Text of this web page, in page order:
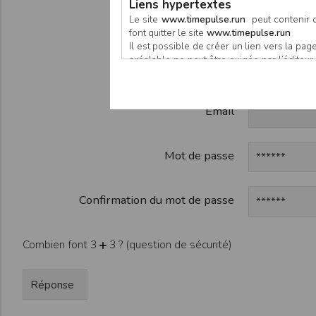
Email
Mot de passe
Confirmation du mot de passe
Combien font 3 3 ? (question de sécurité)
Liens hypertextes
Le site www.timepulse.run peut contenir
font quitter le site www.timepulse.run
Il est possible de créer un lien vers la
préalable ne peut être exigée par
nouvelle fenêtre du navigateur.
Responsabilité de l’éditeur
L’EDITEUR se réserve le droit de les
particulier, ils peuvent avoir fait l’objet
L’utilisation des informations et/ou
informations et/ou documents disponibles